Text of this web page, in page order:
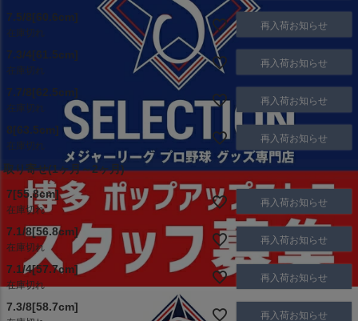
7.5/8[60.6cm]
在庫切れ
再入荷お知らせ
7.3/4[61.5cm]
在庫切れ
再入荷お知らせ
7.7/8[62.5cm]
在庫切れ
再入荷お知らせ
8[63.5cm]
在庫切れ
再入荷お知らせ
取り寄せ(1ヶ月～2ヶ月)
7[55.8cm]
在庫切れ
再入荷お知らせ
7.1/8[56.8cm]
在庫切れ
再入荷お知らせ
7.1/4[57.7cm]
在庫切れ
再入荷お知らせ
7.3/8[58.7cm]
再入荷お知らせ